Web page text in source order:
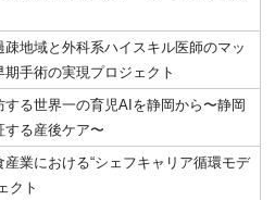
疎地域と外科系ハイスキル医師のマッ
手術の実現プロジェクト
する世界一の育児AIを静岡から〜静岡
する産後ケア〜
業における“シェフキャリア循環モデ
クト